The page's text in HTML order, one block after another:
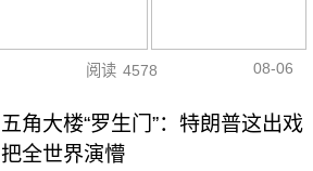
阅读 4578 08-06
五角大楼“罗生门”：特朗普这出戏
把全世界演懵